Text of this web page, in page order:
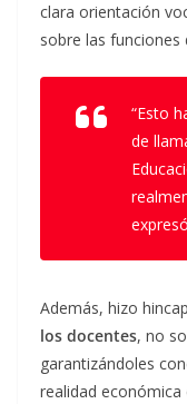
clara orientación
sobre las funciones
“Esto
de
Además, hizo
los docentes, no
garantizándoles
realidad económica